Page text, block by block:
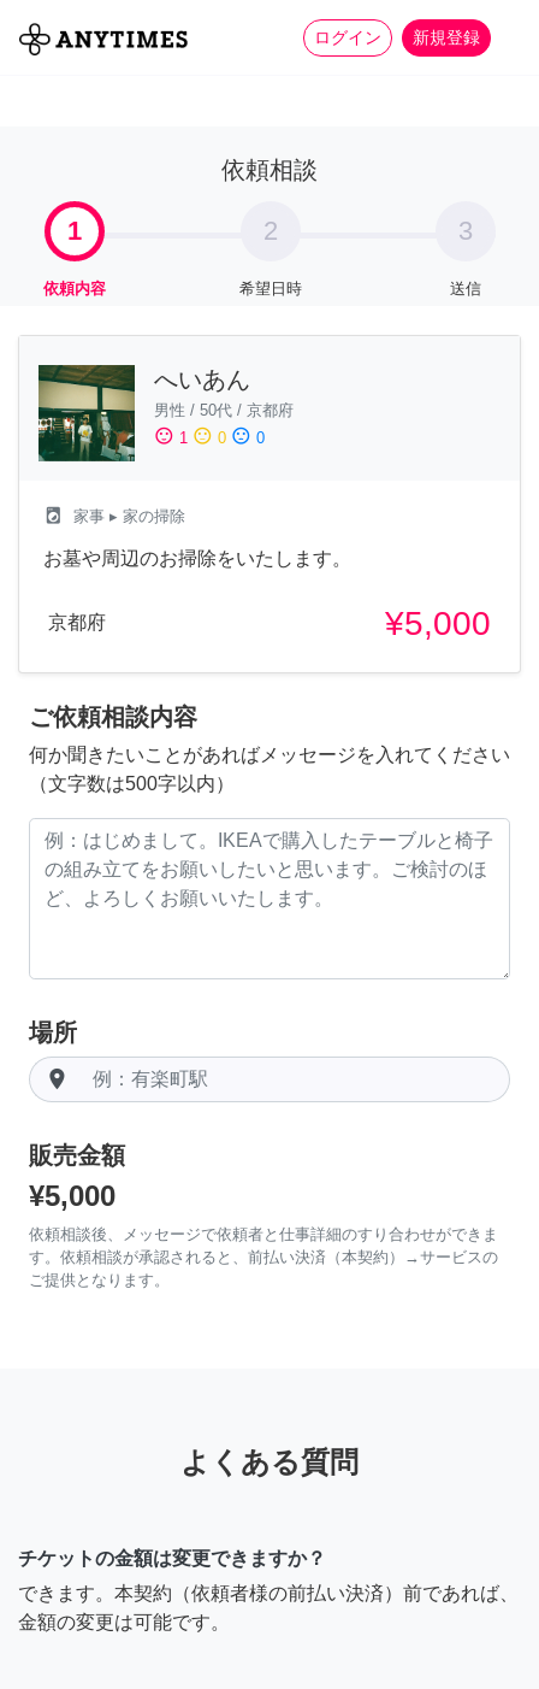
ログイン 新規登録
全て 家事 more_horiz
依頼相談
1
依頼内容
2
希望日時
3
送信
へいあん
男性 / 50代 / 京都府
sentiment_satisfied 1 sentiment_neutral 0 sentiment_dissatisfied 0
local_laundry_service 家事 ▸ 家の掃除
お墓や周辺のお掃除をいたします。
京都府 ¥5,000
ご依頼相談内容
何か聞きたいことがあればメッセージを入れてください
（文字数は500字以内）
場所
room
販売金額
¥5,000
依頼相談後、メッセージで依頼者と仕事詳細のすり合わせができま
す。依頼相談が承認されると、前払い決済（本契約）→サービスの
ご提供となります。
よくある質問
チケットの金額は変更できますか？
できます。本契約（依頼者様の前払い決済）前であれば、
金額の変更は可能です。